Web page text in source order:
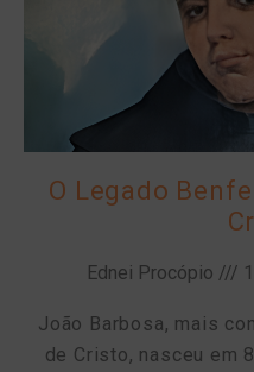
O Legado
Ednei Procópio
João Barbosa, mais
de Cristo, nasceu em